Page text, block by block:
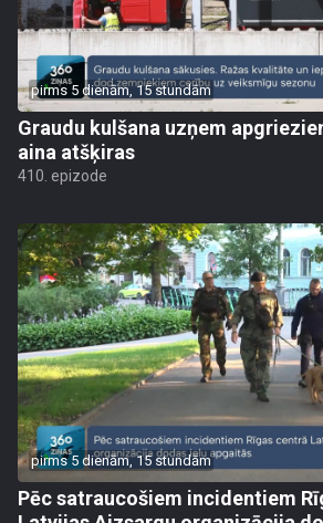
pirms 5 dienām, 15 stundām
Graudu kulšana uzņem
aina atšķiras
410. epizode
pirms 5 dienām, 15 stundām
Pēc satraucošiem incidentiem